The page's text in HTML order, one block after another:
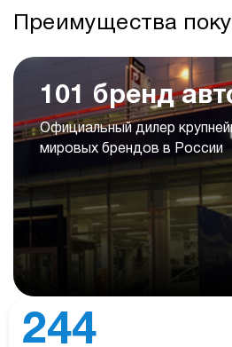
Преимущества
101 бренд
Официальный дилер
мировых брендов в России
244